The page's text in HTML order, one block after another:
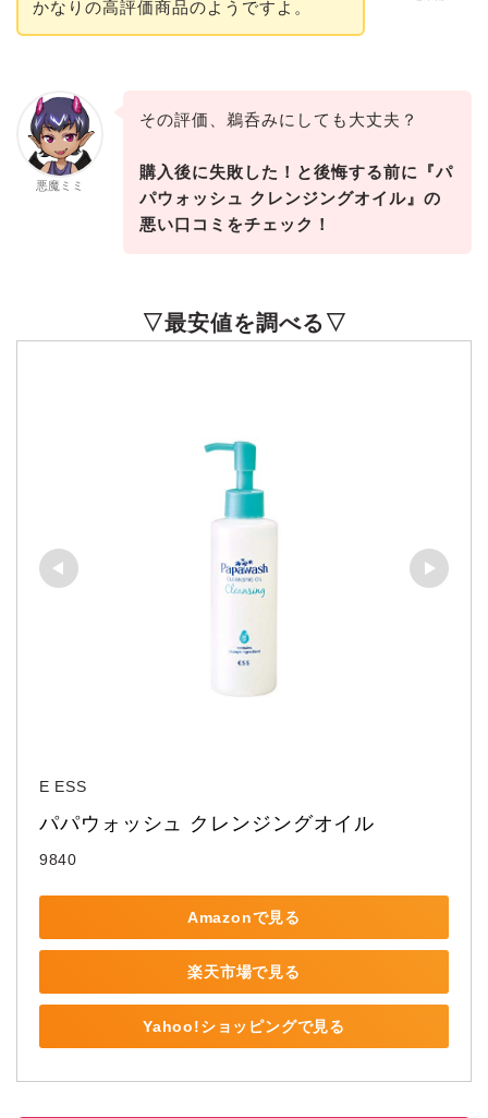
かなりの高評価商品のようですよ。
悪魔ミミ
その評価、鵜呑みにしても大丈夫？
購入後に失敗した！と後悔する前に『パ
パウォッシュ クレンジングオイル』の
悪い口コミをチェック！
▽最安値を調べる▽
E ESS
パパウォッシュ クレンジングオイル
9840
Amazonで見る
楽天市場で見る
Yahoo!ショッピングで見る